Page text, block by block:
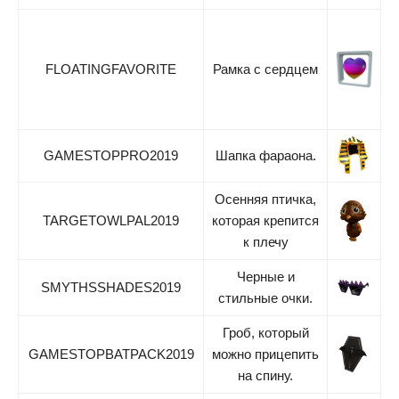
FLOATINGFAVORITE Рамка с сердцем
GAMESTOPPRO2019 Шапка фараона.
TARGETOWLPAL2019
Осенняя птичка,
которая крепится
к плечу
SMYTHSSHADES2019
Черные и
стильные очки.
GAMESTOPBATPACK2019
Гроб, который
можно прицепить
на спину.